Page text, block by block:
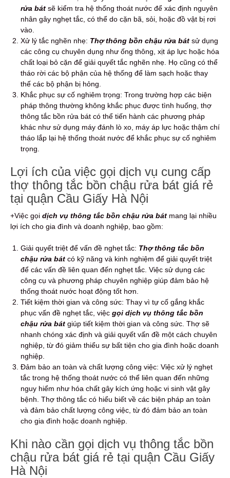
rửa bát sẽ kiểm tra hệ thống thoát nước để xác định nguyên
nhân gây nghẹt tắc, có thể do cặn bã, sỏi, hoặc đồ vật bị rơi
vào.
Xử lý tắc nghẽn nhẹ: Thợ thông bồn chậu rửa bát sử dụng
các công cụ chuyên dụng như ống thông, xịt áp lực hoặc hóa
chất loại bỏ cặn để giải quyết tắc nghẽn nhẹ. Họ cũng có thể
tháo rời các bộ phận của hệ thống để làm sạch hoặc thay
thế các bộ phận bị hỏng.
Khắc phục sự cố nghiêm trọng: Trong trường hợp các biện
pháp thông thường không khắc phục được tình huống, thợ
thông tắc bồn rửa bát có thể tiến hành các phương pháp
khác như sử dụng máy đánh lò xo, máy áp lực hoặc thậm chí
tháo lắp lại hệ thống thoát nước để khắc phục sự cố nghiêm
trọng.
Lợi ích của việc gọi dịch vụ cung cấp
thợ thông tắc bồn chậu rửa bát giá rẻ
tại quận Cầu Giấy Hà Nội
+Việc gọi dịch vụ thông tắc bồn chậu rửa bát mang lại nhiều
lợi ích cho gia đình và doanh nghiệp, bao gồm:
Giải quyết triệt để vấn đề nghẹt tắc: Thợ thông tắc bồn
chậu rửa bát có kỹ năng và kinh nghiệm để giải quyết triệt
để các vấn đề liên quan đến nghẹt tắc. Việc sử dụng các
công cụ và phương pháp chuyên nghiệp giúp đảm bảo hệ
thống thoát nước hoạt động tốt hơn.
Tiết kiệm thời gian và công sức: Thay vì tự cố gắng khắc
phục vấn đề nghẹt tắc, việc gọi dịch vụ thông tắc bồn
chậu rửa bát giúp tiết kiệm thời gian và công sức. Thợ sẽ
nhanh chóng xác định và giải quyết vấn đề một cách chuyên
nghiệp, từ đó giảm thiểu sự bất tiện cho gia đình hoặc doanh
nghiệp.
Đảm bảo an toàn và chất lượng công việc: Việc xử lý nghẹt
tắc trong hệ thống thoát nước có thể liên quan đến những
nguy hiểm như hóa chất gây kích ứng hoặc vi sinh vật gây
bệnh. Thợ thông tắc có hiểu biết về các biện pháp an toàn
và đảm bảo chất lượng công việc, từ đó đảm bảo an toàn
cho gia đình hoặc doanh nghiệp.
Khi nào cần gọi dịch vụ thông tắc bồn
chậu rửa bát giá rẻ tại quận Cầu Giấy
Hà Nội